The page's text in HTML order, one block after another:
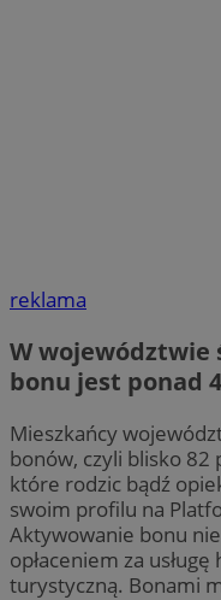
reklama
W województwie
bonu jest ponad
Mieszkańcy
bonów, czyli blisko
które rodzic bądź
swoim profilu na
Aktywowanie bonu
opłaceniem za
turystyczną. Bonami